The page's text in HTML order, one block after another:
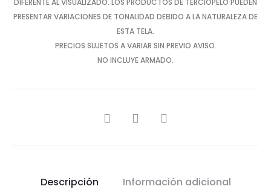
DIFERENTE AL VISUALIZADO. LOS PRODUCTOS DE TERCIOPELO PUEDEN
PRESENTAR VARIACIONES DE TONALIDAD DEBIDO A LA NATURALEZA DE
ESTA TELA.
PRECIOS SUJETOS A VARIAR SIN PREVIO AVISO.
NO INCLUYE ARMADO.
SHARE
Descripción Información adicional